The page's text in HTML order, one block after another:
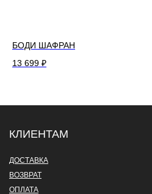
БОДИ ШАФРАН
13 699 ₽
КЛИЕНТАМ
ДОСТАВКА
ВОЗВРАТ
ОПЛАТА